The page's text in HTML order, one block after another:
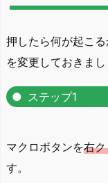
押したら何が起こ
を変更しておきまし
ステップ1
マクロボタンを右
す。